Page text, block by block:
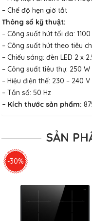
– Chế độ hẹn giờ tắt
Thông số kỹ thuật:
– Công suất hút tối đa:
– Công suất hút theo tiêu
– Chiếu sáng: đèn LED 2 x
– Công suất tiêu thụ: 250 W
– Hiệu điện thế: 230 – 240 V
– Tần số: 50 Hz
– Kích thước sản phẩm:
SẢN
-30%